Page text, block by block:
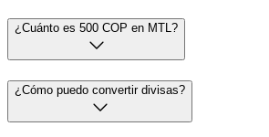
¿Cuánto es 500 COP en MTL?
¿Cómo puedo convertir divisas?